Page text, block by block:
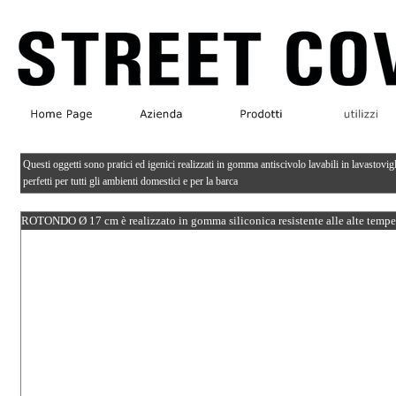
Questi oggetti sono pratici ed igenici realizzati in gomma antiscivolo lavabili in
perfetti per tutti gli ambienti domestici e per la barca
ROTONDO Ø 17 cm è realizzato in gomma siliconica resistente alle alte